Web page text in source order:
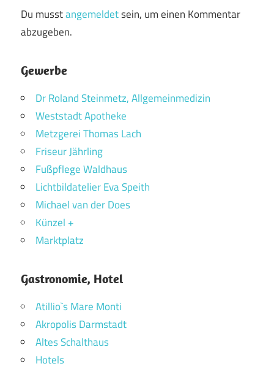
Du musstangemeldetsein, um einen Kommentar
abzugeben.
Gewerbe
Dr Roland Steinmetz, Allgemeinmedizin
Weststadt Apotheke
Metzgerei Thomas Lach
Friseur Jährling
Fußpflege Waldhaus
Lichtbildatelier Eva Speith
Michael van der Does
Künzel +
Marktplatz
Gastronomie, Hotel
Atillio`s Mare Monti
Akropolis Darmstadt
Altes Schalthaus
Hotels